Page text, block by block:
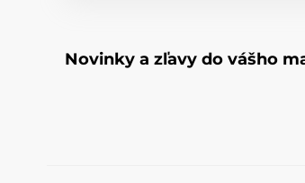
Novinky a zľavy do vášho